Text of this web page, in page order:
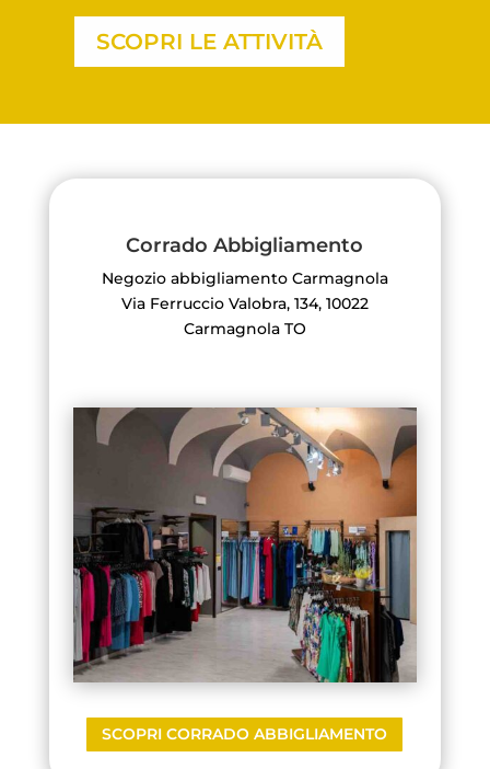
SCOPRI LE ATTIVITÀ
Corrado Abbigliamento
Negozio abbigliamento Carmagnola
Via Ferruccio Valobra, 134, 10022
Carmagnola TO
SCOPRI CORRADO ABBIGLIAMENTO